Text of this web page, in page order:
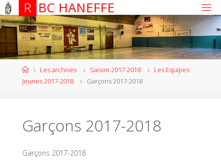
R BC HANEFFE
Les archives Saison 2017-2018
Les Equipes
Jeunes 2017-2018
Garçons 2017-2018
Garçons 2017-2018
Garçons 2017-2018